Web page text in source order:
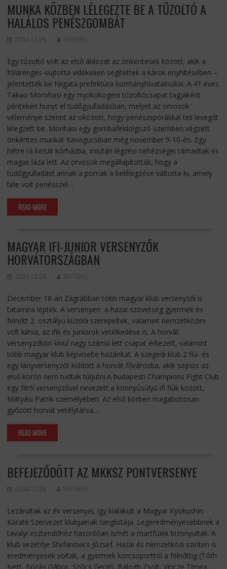
MUNKA KÖZBEN LÉLEGEZTE BE A TŰZOLTÓ A
HALÁLOS PENÉSZGOMBÁT
2004.12.29. EMTEEFU
Egy tűzoltó volt az első áldozat az önkéntesek között, akik a
földrengés-sújtotta vidékeken segítettek a károk enyhítésében –
jelentették be Niigata prefektúra kormányhivatalnokai. A 41 éves
Takao Morohasi egy mjokokogeni tűzoltócsapat tagjaként
pénteken hunyt el tüdőgyulladásban, melyet az orvosok
véleménye szerint az okozott, hogy penészspórákkal teli levegőt
lélegzett be. Morihasi egy gombafeldolgozó üzemben végzett
önkéntes munkát Kavagucsiban még november 9-10-én. Egy
hétre rá került kórházba, miután légzési nehézségei támadtak és
magas láza lett. Az orvosok megállapították, hogy a
tüdőgyulladást annak a pornak a belélegzése váltotta ki, amely
tele volt penésszel…
READ MORE
MAGYAR IFI-JUNIOR VERSENYZŐK
HORVÁTORSZÁGBAN
2004.12.29. EMTEEFU
December 18-án Zágrábban több magyar klub versenyzői is
tatamira léptek. A versenyen a hazai szövetség gyermek és
felnőtt 2. osztályú küzdői szerepeltek, valamint nemzetközire
volt kiírva, az ifik és juniorok vetélkedése is. A horvát
versenyzőkön kívül nagy számú lett csapat érkezett, valamint
több magyar klub képviselte hazánkat. A szegedi klub 2 fiú- és
egy lányversenyzőt küldött a horvát fővárosba, akik sajnos az
első körön nem tudtak túljutni.A budapesti Champions Fight Club
egy férfi versenyzővel nevezett a könnyűsúlyú ifi fiúk között,
Mátyási Patrik személyében. Az első körben magabiztosan
győzött horvát vetélytársa…
READ MORE
BEFEJEZŐDÖTT AZ MKKSZ PONTVERSENYE
2004.12.28. EMTEEFU
Lezárultak az év versenyei, így kialakult a Magyar Kyokushin
Karate Szervezet klubjainak ranglistája. Legeredményesebbnek a
tavalyi esztendőhöz hasonlóan ismét a martfűiek bizonyultak. A
klub vezetője Stefanovics József. Hazai és nemzetközi szinten is
eredményesek voltak, a gyermek korcsoporttól a felnőttig (Tóth
Ivett, Búzás Gábor, Szűcs Gergő, Balogh Zsolt, Vincze Tímea,